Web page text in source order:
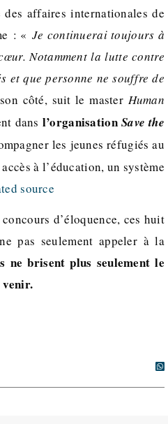
affaires internationales de
: « Je continuerai toujours à
Notamment la lutte contre
et que personne ne souffre de
côté, suit le master Human
dans l’organisation Save the
les jeunes réfugiés au
à l’éducation, un système
source
d’éloquence, ces huit
pas seulement appeler à la
ne brisent plus seulement le